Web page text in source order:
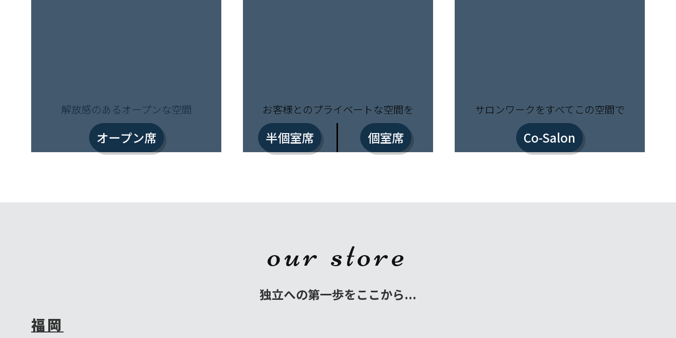
解放感のあるオープンな空間
オープン席
お客様とのプライベートな空間を
半個室席 個室席
サロンワークをすべてこの空間で
Co-Salon
our store
独立への第一歩をここから...
福岡